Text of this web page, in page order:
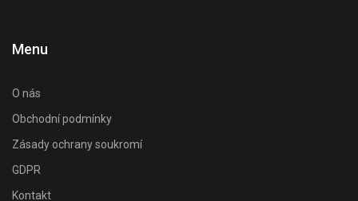
Menu
O nás
Obchodní podmínky
Zásady ochrany soukromí
GDPR
Kontakt